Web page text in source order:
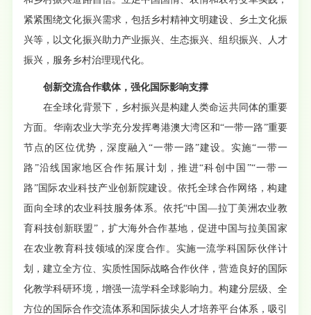
紧紧围绕文化振兴需求，包括乡村精神文明建设、乡土文化振
兴等，以文化振兴助力产业振兴、生态振兴、组织振兴、人才
振兴，服务乡村治理现代化。
创新交流合作载体，强化国际影响支撑
在全球化背景下，乡村振兴是构建人类命运共同体的重要
方面。华南农业大学充分发挥粤港澳大湾区和“一带一路”重要
节点的区位优势，深度融入“一带一路”建设。实施“一带一
路”沿线国家地区合作拓展计划，推进“科创中国”“一带一
路”国际农业科技产业创新院建设。依托全球合作网络，构建
面向全球的农业科技服务体系。依托“中国—拉丁美洲农业教
育科技创新联盟”，扩大海外合作基地，促进中国与拉美国家
在农业教育科技领域的深度合作。实施一流学科国际伙伴计
划，建立全方位、实质性国际战略合作伙伴，营造良好的国际
化教学科研环境，增强一流学科全球影响力。构建分层级、全
方位的国际合作交流体系和国际拔尖人才培养平台体系，吸引